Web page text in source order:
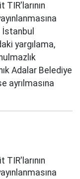
yargılama,
Adalar Belediye
ayrılmasına